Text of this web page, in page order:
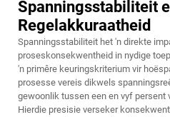
Spanningsstabiliteit
Regelakkuraatheid
Spanningsstabiliteit het 'n direkte
proseskonsekwentheid in nydige
'n primêre keuringskriterium vir
prosesse vereis dikwels
gewoonlik tussen een en vyf persent
Hierdie presisie verseker